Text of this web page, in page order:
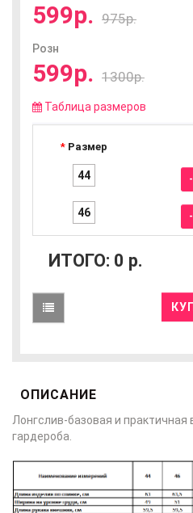
599р. 975р.
Розн
599р. 1300р.
Таблица размеров
Размер
44 -
46 -
ИТОГО: 0 р.
ОПИСАНИЕ
Лонгслив-базовая и
гардероба.